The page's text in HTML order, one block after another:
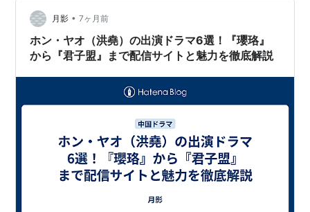
月影 • 7ヶ月前
ホン・ヤオ（洪堯）の出演ドラマ6選！『瓔珞』
から『君子盟』まで配信サイトと魅力を徹底解説